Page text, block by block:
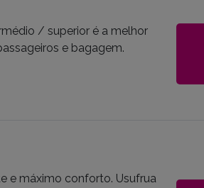
/ superior é a melhor
e bagagem.
e máximo conforto. Usufrua